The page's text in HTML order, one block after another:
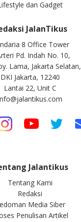
dan Gadget
JalanTikus
8 Office Tower
Pd. Indah No. 10,
Lama, Jakarta Selatan,
DKI Jakarta, 12240
Lantai 22, Unit C
Jalantikus
Tentang Kami
Redaksi
Media Siber
Penulisan Artikel